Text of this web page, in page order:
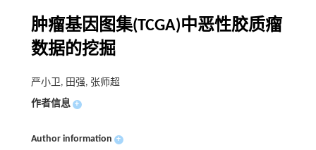
肿瘤基因图集(TCGA)中恶性胶质瘤
数据的挖掘
严小卫, 田强, 张师超
作者信息 +
Author information +